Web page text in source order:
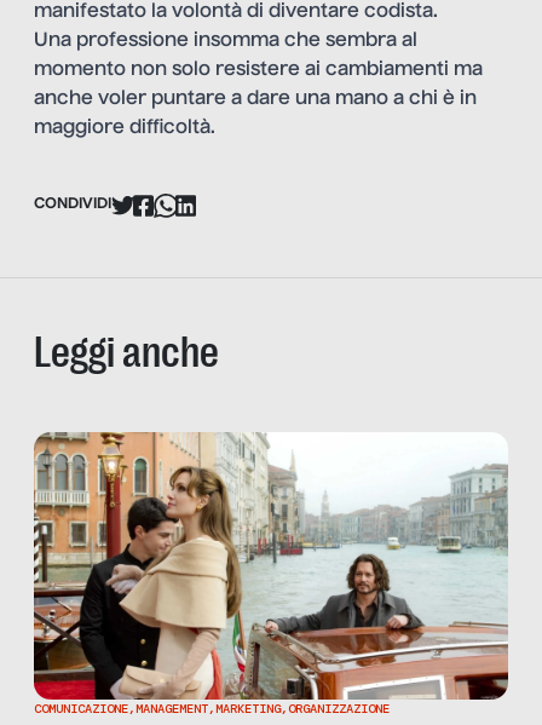
manifestato la volontà di diventare codista.
Una professione insomma che sembra al
momento non solo resistere ai cambiamenti ma
anche voler puntare a dare una mano a chi è in
maggiore difficoltà.
CONDIVIDI
Leggi anche
COMUNICAZIONE,MANAGEMENT,MARKETING,ORGANIZZAZIONE